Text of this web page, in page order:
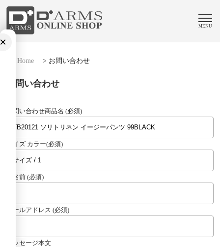
MENU
Home > お問い合わせ
お問い合わせ
お問い合わせ商品名 (必須)
サイズ カラー(必須)
お名前 (必須)
メールアドレス (必須)
メッセージ本文
×